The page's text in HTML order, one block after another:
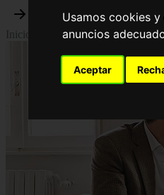
Usamos cookies
anuncios
Aceptar
Inicio Trabajo Social›Máster de